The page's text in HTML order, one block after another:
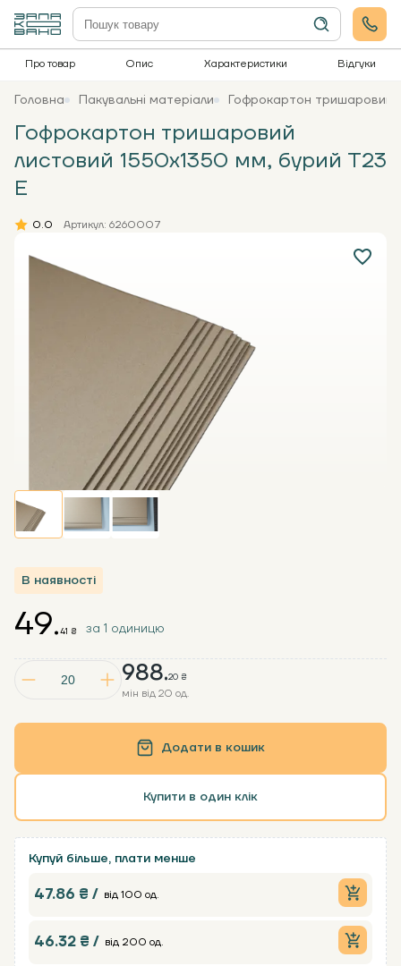
Про товар Опис Характеристики Відгуки
Головна Пакувальні матеріали Гофрокартон тришаровий
Гофрокартон тришаровий
листовий 1550х1350 мм, бурий Т23
Е
0.0 Артикул: 6260007
В наявності
988.20 ₴
мін від 20 од.
49.41 ₴ за 1 одиницю
Додати в кошик
Купити в один клік
Купуй більше, плати менше
47.86 ₴ / від 100 од.
46.32 ₴ / від 200 од.